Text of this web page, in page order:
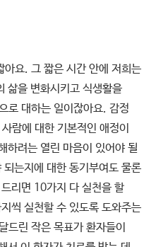
아요. 그 짧은 시간 안에 저희는
삶을 변화시키고 식생활을
로 대하는 일이잖아요. 감정
람에 대한 기본적인 애정이
하려는 열린 마음이 있어야 될
는지에 대한 동기부여도 물론
리면 10가지 다 실천을 할
씩 실천할 수 있도록 도와주는
드린 작은 목표가 환자들이